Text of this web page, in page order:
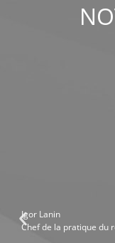
Igor Lanin
Chef de la pratique du